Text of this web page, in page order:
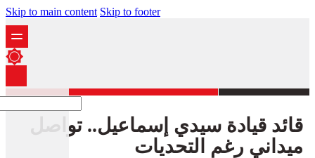
Skip to main content Skip to footer
قائد قيادة سيدي إسماعيل.. تواصل
ميداني رغم التحديات